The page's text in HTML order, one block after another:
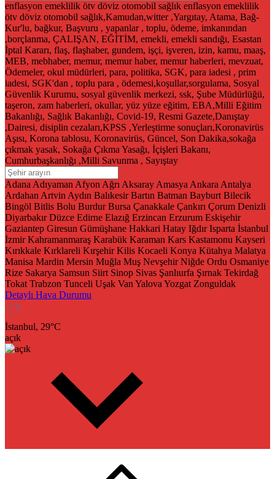
enflasyon emeklilik ötv döviz otomobil sağlık enflasyon emeklilik
ötv döviz otomobil sağlık,Kamudan,witter ,Yargıtay, Atama, Bağ-
Kur'lu, bağkur, Başvuru , yapanlar , toplu, ödeme, imkanından
,borçlanma, ÇALIŞAN, EĞİTİM, emekli, emekli sandığı, Esastan
İptal Kararı, flaş, flaşhaber, gundem, işçi, işveren, izin, kamu, maaş,
MEB, mebhaber, memur, memur haber, memur haberleri, mevzuat,
Ödemeler, okul müdürleri, para, politika, SGK, para iadesi , prim
iadesi, SGK'dan , toplu para , ödemesi,koşullar,sorgulama, Sosyal
Güvenlik Kurumu, sosyal güvenlik merkezi, ssk, Şube Müdürlüğü,
taşeron, zam haberleri, okullar, yüz yüze eğitim, EBA,Milli Eğitim
Bakanlığı, Sağlık Bakanlığı, Covid-19, Resmi Gazete,Danıştay
,Dairesi, disiplin cezaları,KPSS ,Yerleştirme sonuçları,Koronavirüs
Aşısı, Korona tablosu, Koronavirüs, Güncel, Son Dakika,sokağa
çıkmak yasak, Sokağa Çıkma Yasağı, İçişleri Bakanı,
Cumhurbaşkanlığı ,Milli Savunma , Sayıştay
Adana Adıyaman Afyon Ağrı Aksaray Amasya Ankara Antalya
Ardahan Artvin Aydın Balıkesir Bartın Batman Bayburt Bilecik
Bingöl Bitlis Bolu Burdur Bursa Çanakkale Çankırı Çorum Denizli
Diyarbakır Düzce Edirne Elazığ Erzincan Erzurum Eskişehir
Gaziantep Giresun Gümüşhane Hakkari Hatay Iğdır Isparta İstanbul
İzmir Kahramanmaraş Karabük Karaman Kars Kastamonu Kayseri
Kırıkkale Kırklareli Kırşehir Kilis Kocaeli Konya Kütahya Malatya
Manisa Mardin Mersin Muğla Muş Nevşehir Niğde Ordu Osmaniye
Rize Sakarya Samsun Siirt Sinop Sivas Şanlıurfa Şırnak Tekirdağ
Tokat Trabzon Tunceli Uşak Van Yalova Yozgat Zonguldak
Detaylı Hava Durumu
İstanbul, 29°C
açık